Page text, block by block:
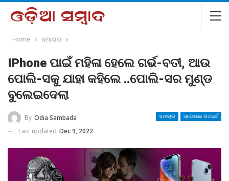
Home ସମାଚାର
IPhone ପାଇଁ ମହିଳା ହେଲେ ଗର୍ଭ-ବତୀ, ଆଉ
ପୋଲି-ସକୁ ଯାହା କହିଲେ ..ପୋଲି-ସର ମୁଣ୍ଡ
ବୁଲେଇଦେଲା
ସମାଚାର ସ୍ପେଶାଲ ରିପୋର୍ଟ
By Odia Sambada
Last updated Dec 9, 2022